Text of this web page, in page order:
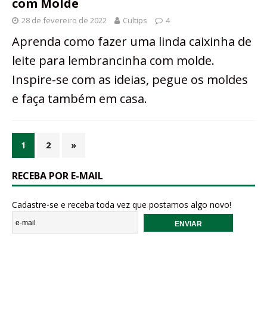
com Molde
28 de fevereiro de 2022 Cultips 4
Aprenda como fazer uma linda caixinha de
leite para lembrancinha com molde.
Inspire-se com as ideias, pegue os moldes
e faça também em casa.
1 2 »
RECEBA POR E-MAIL
Cadastre-se e receba toda vez que postamos algo novo!